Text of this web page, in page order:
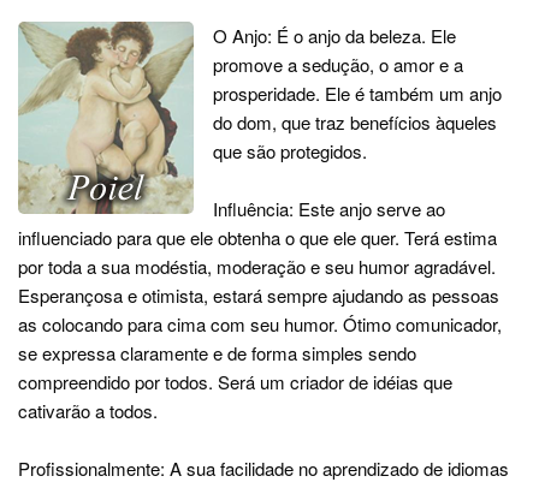
O Anjo: É o anjo da beleza. Ele
promove a sedução, o amor e a
prosperidade. Ele é também um anjo
do dom, que traz benefícios àqueles
que são protegidos.
Influência: Este anjo serve ao
influenciado para que ele obtenha o que ele quer. Terá estima
por toda a sua modéstia, moderação e seu humor agradável.
Esperançosa e otimista, estará sempre ajudando as pessoas
as colocando para cima com seu humor. Ótimo comunicador,
se expressa claramente e de forma simples sendo
compreendido por todos. Será um criador de idéias que
cativarão a todos.
Profissionalmente: A sua facilidade no aprendizado de idiomas